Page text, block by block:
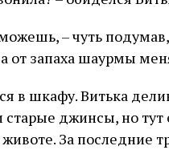
– чуть подумав,
от запаха шаурмы
в шкафу. Витька
старые джинсы, но
За последние